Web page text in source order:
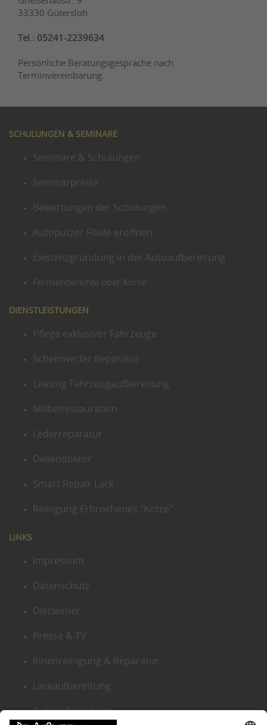
33330 Gütersloh
Tel.: 05241-2239634
Persönliche Beratungsgespräche nach
Terminvereinbarung.
SCHULUNGEN & SEMINARE
Seminare & Schulungen
Seminarpreise
Bewertungen der Schulungen
Autoputzer Filiale eröffnen
Existenzgründung in der Autoaufbereitung
Fernsehberichte über Kurse
DIENSTLEISTUNGEN
Pflege exklusiver Fahrzeuge
Scheinwerfer Reparatur
Leasing Fahrzeugaufbereitung
Möbelrestauration
Lederreparatur
Dellendoktor
Smart Repair Lack
Reinigung Erbrochenes "Kotze"
LINKS
Impressum
Datenschutz
Disclaimer
Presse & TV
Innenreinigung & Reparatur
Lackaufbereitung
Autoaufbereitung